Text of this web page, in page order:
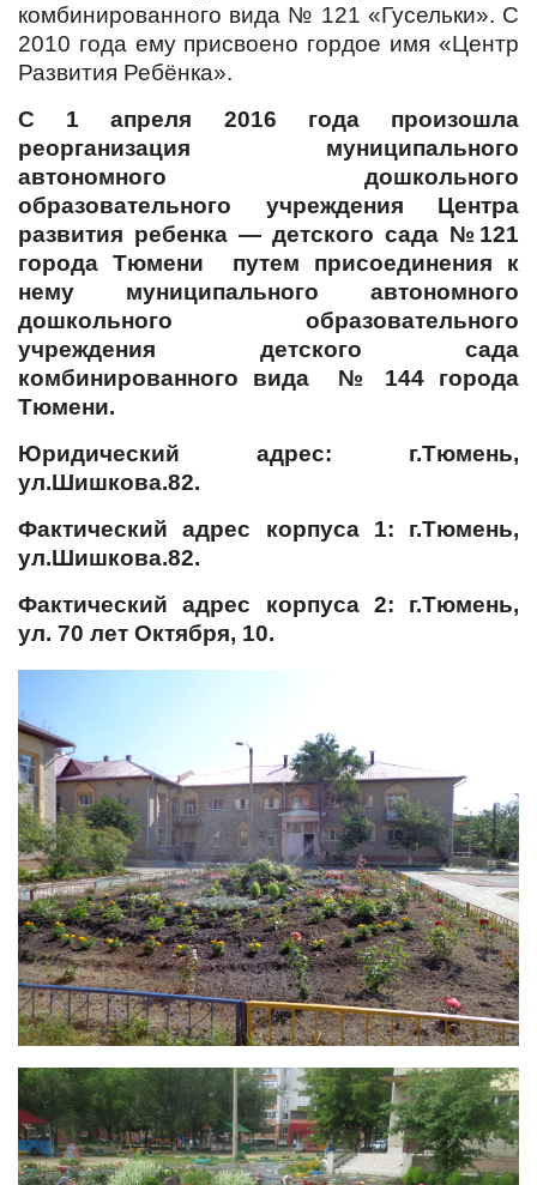
комбинированного вида № 121 «Гусельки». С
2010 года ему присвоено гордое имя «Центр
Развития Ребёнка».
С 1 апреля 2016 года
произошла
реорганизация муниципального
автономного дошкольного
образовательного учреждения Центра
развития ребенка — детского сада №121
города Тюмени путем присоединения к
нему муниципального автономного
дошкольного образовательного
учреждения детского сада
комбинированного вида № 144 города
Тюмени.
Юридический адрес: г.Тюмень,
ул.Шишкова.82.
Фактический адрес корпуса 1: г.Тюмень,
ул.Шишкова.82.
Фактический адрес корпуса 2: г.Тюмень,
ул. 70 лет Октября, 10.